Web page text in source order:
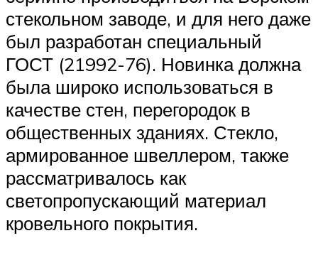
стекольном заводе, и для него даже
был разработан специальный
ГОСТ (21992-76). Новинка должна
была широко использоваться в
качестве стен, перегородок в
общественных зданиях. Стекло,
армированное швеллером, также
рассматривалось как
светопропускающий материал
кровельного покрытия.